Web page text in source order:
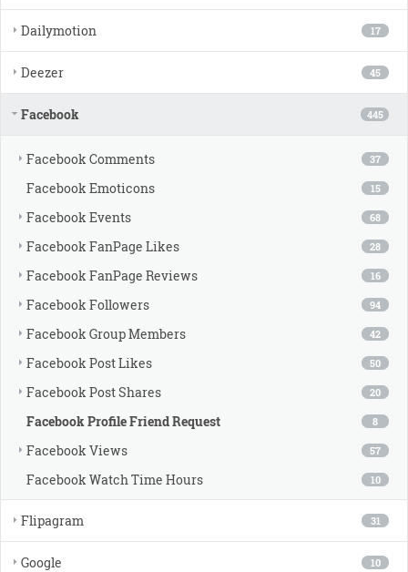
17
Dailymotion
45
Deezer
445
Facebook
37
Facebook Comments
15
Facebook Emoticons
68
Facebook Events
28
Facebook FanPage Likes
16
Facebook FanPage Reviews
94
Facebook Followers
42
Facebook Group Members
50
Facebook Post Likes
20
Facebook Post Shares
8
Facebook Profile Friend Request
57
Facebook Views
10
Facebook Watch Time Hours
31
Flipagram
10
Google